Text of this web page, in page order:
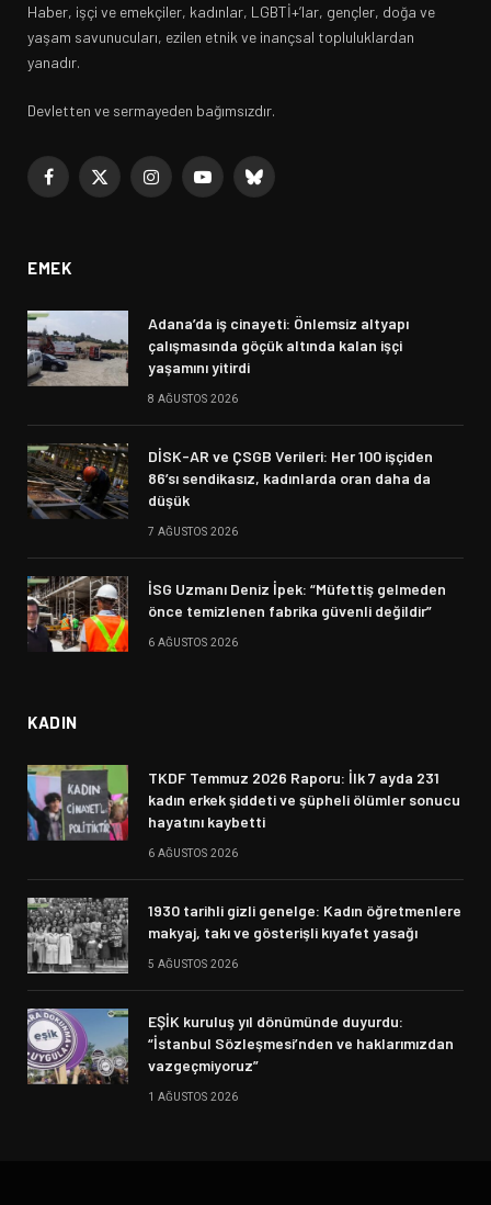
Haber, işçi ve emekçiler, kadınlar, LGBTİ+’lar, gençler, doğa ve
yaşam savunucuları, ezilen etnik ve inançsal topluluklardan
yanadır.
Devletten ve sermayeden bağımsızdır.
Facebook
X
InstagramYouTubeBluesky
EMEK
Adana’da iş cinayeti: Önlemsiz altyapı
çalışmasında göçük altında kalan işçi
yaşamını yitirdi
8 AĞUSTOS 2026
DİSK-AR ve ÇSGB Verileri: Her 100 işçiden
86’sı sendikasız, kadınlarda oran daha da
düşük
7 AĞUSTOS 2026
İSG Uzmanı Deniz İpek: “Müfettiş gelmeden
önce temizlenen fabrika güvenli değildir”
6 AĞUSTOS 2026
KADIN
TKDF Temmuz 2026 Raporu: İlk 7 ayda 231
kadın erkek şiddeti ve şüpheli ölümler sonucu
hayatını kaybetti
6 AĞUSTOS 2026
1930 tarihli gizli genelge: Kadın öğretmenlere
makyaj, takı ve gösterişli kıyafet yasağı
5 AĞUSTOS 2026
EŞİK kuruluş yıl dönümünde duyurdu:
“İstanbul Sözleşmesi’nden ve haklarımızdan
vazgeçmiyoruz”
1 AĞUSTOS 2026